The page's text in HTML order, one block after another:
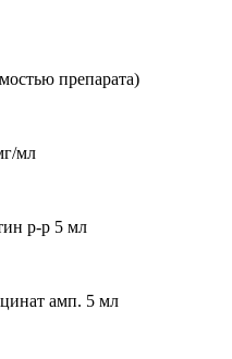
препарата)
мл
р-р 5 мл
амп. 5 мл